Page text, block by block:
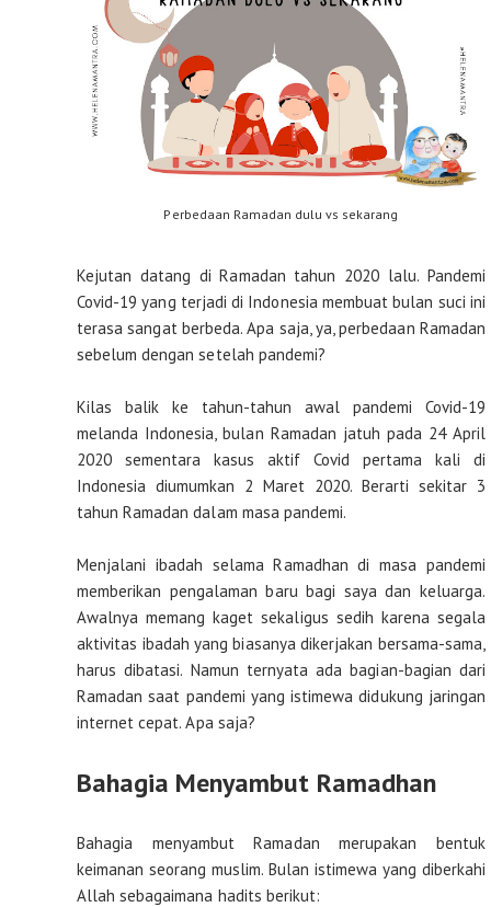
Perbedaan Ramadan dulu vs sekarang
Kejutan datang di Ramadan tahun 2020 lalu. Pandemi
Covid-19 yang terjadi di Indonesia membuat bulan suci ini
terasa sangat berbeda. Apa saja, ya, perbedaan Ramadan
sebelum dengan setelah pandemi?
Kilas balik ke tahun-tahun awal pandemi Covid-19
melanda Indonesia, bulan Ramadan jatuh pada 24 April
2020 sementara kasus aktif Covid pertama kali di
Indonesia diumumkan 2 Maret 2020. Berarti sekitar 3
tahun Ramadan dalam masa pandemi.
Menjalani ibadah selama Ramadhan di masa pandemi
memberikan pengalaman baru bagi saya dan keluarga.
Awalnya memang kaget sekaligus sedih karena segala
aktivitas ibadah yang biasanya dikerjakan bersama-sama,
harus dibatasi. Namun ternyata ada bagian-bagian dari
Ramadan saat pandemi yang istimewa didukung jaringan
internet cepat. Apa saja?
Bahagia Menyambut Ramadhan
Bahagia menyambut Ramadan merupakan bentuk
keimanan seorang muslim. Bulan istimewa yang diberkahi
Allah sebagaimana hadits berikut: